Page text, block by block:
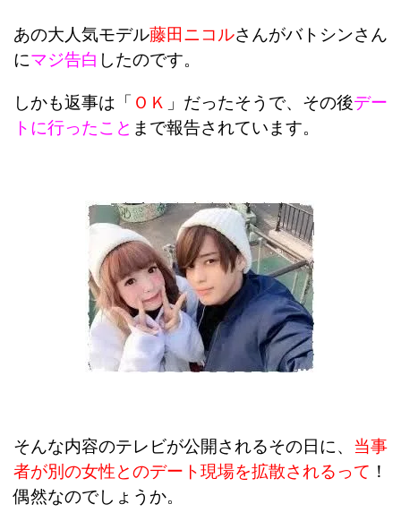
あの大人気モデル藤田ニコルさんがバトシンさん
にマジ告白 したのです。
しかも返事は 「 ＯＫ 」だったそうで、その後デー
トに行ったこと まで報告されています。
そんな内容のテレビが公開されるその日に、 当事
者が別の女性とのデート現場を拡散されるって ！
偶然なのでしょうか。